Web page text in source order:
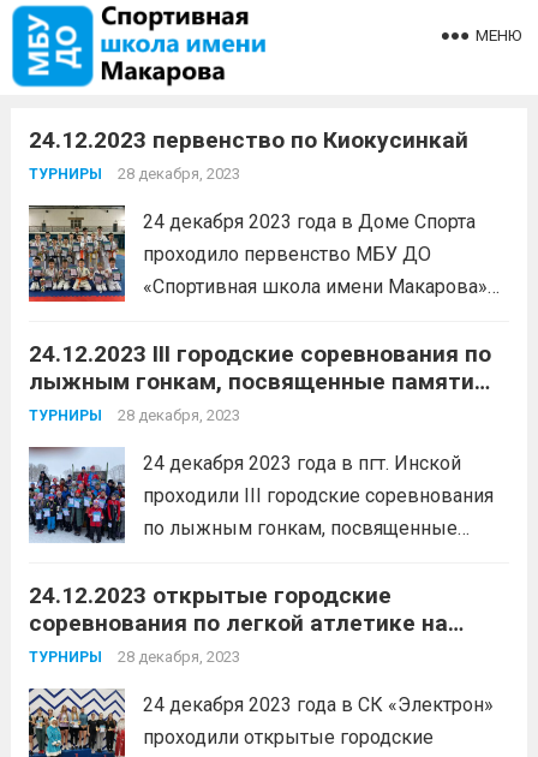
МЕНЮ
24.12.2023 первенство по Киокусинкай
ТУРНИРЫ 28 декабря, 2023
24 декабря 2023 года в Доме Спорта
проходило первенство МБУ ДО
«Спортивная школа имени Макарова»
приняли участие 90 спортсменов.1
место — Морозов Ефим, Бых Кирилл,
Дзейтов Ислам, Хлебнитков Александр,
Богодеров Максим, Тумгоев Юсуф,
Зайцев Богдан,...
24.12.2023 III городские соревнования по
лыжным гонкам, посвященные памяти
тренера П.И. Герасимцева
ТУРНИРЫ 28 декабря, 2023
24 декабря 2023 года в пгт. Инской
проходили III городские соревнования
по лыжным гонкам, посвященные
соревнованиях приняли участие около
50 спортсменов из Белово и Томска.1
место — Щегренцов Александр,
Здвижкова Ульяна, Фадеев Алексей,
Романова Екатерина,...
24.12.2023 открытые городские
соревнования по легкой атлетике на
призы «Деда Мороза»
ТУРНИРЫ 28 декабря, 2023
24 декабря 2023 года в СК «Электрон»
проходили открытые городские